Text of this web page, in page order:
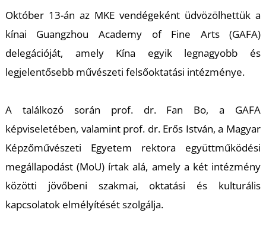
Október 13-án az MKE vendégeként üdvözölhettük a
kínai Guangzhou Academy of Fine Arts (GAFA)
delegációját, amely Kína egyik legnagyobb és
legjelentősebb művészeti felsőoktatási intézménye.
A találkozó során prof. dr. Fan Bo, a GAFA
képviseletében, valamint prof. dr. Erős István, a Magyar
Képzőművészeti Egyetem rektora együttműködési
megállapodást (MoU) írtak alá, amely a két intézmény
közötti jövőbeni szakmai, oktatási és kulturális
kapcsolatok elmélyítését szolgálja.